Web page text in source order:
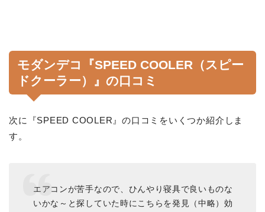
モダンデコ『SPEED COOLER（スピー
ドクーラー）』の口コミ
次に『SPEED COOLER』の口コミをいくつか紹介しま
す。
エアコンが苦手なので、ひんやり寝具で良いものな
いかな～と探していた時にこちらを発見（中略）効